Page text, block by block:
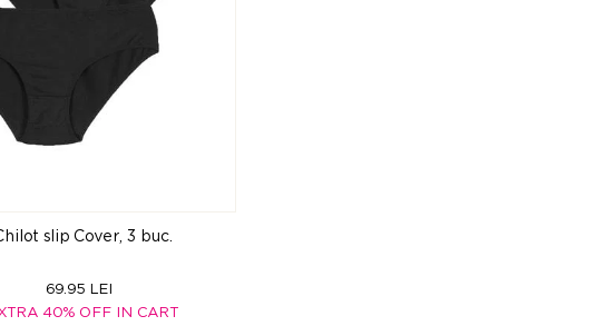
slip Cover, 3 buc.
69.95 LEI
40% OFF IN CART